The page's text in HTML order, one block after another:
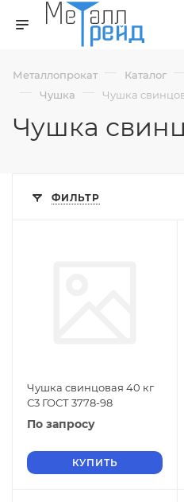
Металлопрокат — Каталог
— Чушка — Чушка
Чушка
ФИЛЬТР
Чушка свинцовая 40 кг
С3 ГОСТ 3778-98
По запросу
КУПИТЬ